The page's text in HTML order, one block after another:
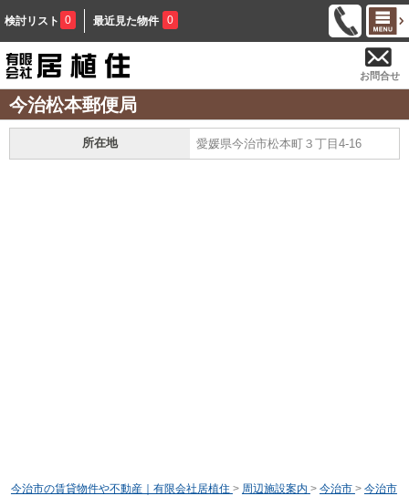
検討リスト 0 最近見た物件 0
お問合せ
今治松本郵便局
所在地 愛媛県今治市松本町３丁目4-16
今治市の賃貸物件や不動産｜有限会社居植住 > 周辺施設案内 > 今治市 > 今治市